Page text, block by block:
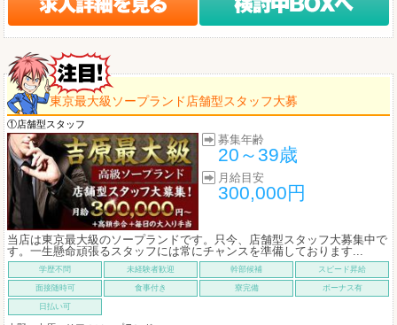
東京最大級ソープランド店舗型スタッフ大募
①店舗型スタッフ
募集年齢
20～39歳
月給目安
300,000円
当店は東京最大級のソープランドです。只今、店舗型スタッフ大募集中で
す。一生懸命頑張るスタッフには常にチャンスを準備しております...
学歴不問 未経験者歓迎 幹部候補 スピード昇給
面接随時可 食事付き 寮完備 ボーナス有
日払い可